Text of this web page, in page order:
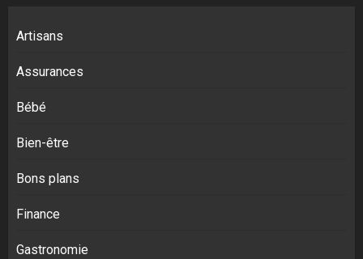
Artisans
Assurances
Bébé
Bien-être
Bons plans
Finance
Gastronomie